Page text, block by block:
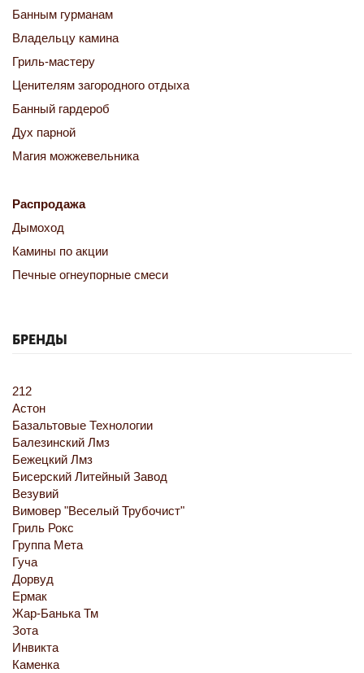
Банным гурманам
Владельцу камина
Гриль-мастеру
Ценителям загородного отдыха
Банный гардероб
Дух парной
Магия можжевельника
Распродажа
Дымоход
Камины по акции
Печные огнеупорные смеси
БРЕНДЫ
212
Астон
Базальтовые Технологии
Балезинский Лмз
Бежецкий Лмз
Бисерский Литейный Завод
Везувий
Вимовер "Веселый Трубочист"
Гриль Рокс
Группа Мета
Гуча
Дорвуд
Ермак
Жар-Банька Тм
Зота
Инвикта
Каменка